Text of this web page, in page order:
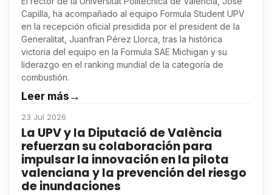
Capilla, ha acompañado al equipo Formula Student UPV
en la recepción oficial presidida por el president de la
Generalitat, Juanfran Pérez Llorca, tras la histórica
victoria del equipo en la Formula SAE Michigan y su
liderazgo en el ranking mundial de la categoría de
combustión.
Leer más→
23 Jul 2026
La UPV y la Diputació de València
refuerzan su colaboración para
impulsar la innovación en la pilota
valenciana y la prevención del riesgo
de inundaciones